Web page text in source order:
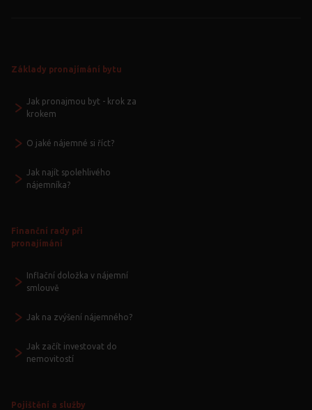
Základy pronajímání bytu
Jak pronajmou byt - krok za
krokem
O jaké nájemné si říct?
Jak najít spolehlivého
nájemníka?
Finanční rady při
pronajímání
Inflační doložka v nájemní
smlouvě
Jak na zvýšení nájemného?
Jak začít investovat do
nemovitostí
Pojištění a služby